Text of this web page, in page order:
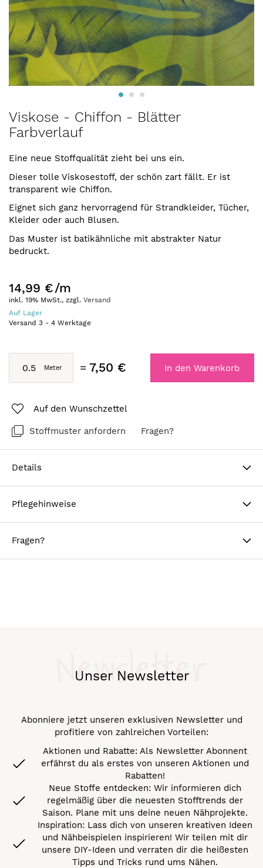
Anfang
der
springen
Viskose - Chiffon - Blätter
Farbverlauf
Eine neue Stoffqualität zieht bei uns ein.
Dieser tolle Viskosestoff, der schön zart fällt. Er ist
transparent wie Chiffon.
Eignet sich ganz hervorragend für Strandkleider, Tücher,
Kleider oder auch Blusen.
Das Muster ist batikähnliche mit abstrakter Natur
bedruckt.
14,99 €/m
inkl. 19% MwSt., zzgl. Versand
Auf Lager
Versand 3 - 4 Werktage
7,50 € In den Warenkorb
Auf den Wunschzettel
Stoffmuster anfordern Fragen?
Details
Pflegehinweise
Fragen?
Unser Newsletter
Newsletter
Abonniere jetzt unseren exklusiven Newsletter und
profitiere von zahlreichen Vorteilen:
Aktionen und Rabatte: Als Newsletter Abonnent
erfährst du als erstes von unseren Aktionen und
Rabatten!
Neue Stoffe entdecken: Wir informieren dich
regelmäßig über die neuesten Stofftrends der
Saison. Plane mit uns deine neuen Nähprojekte.
Inspiration: Lass dich von unseren kreativen Ideen
und Nähbeispielen inspirieren! Wir teilen mit dir
unsere DIY-Ideen und verraten dir die heißesten
Tipps und Tricks rund ums Nähen.